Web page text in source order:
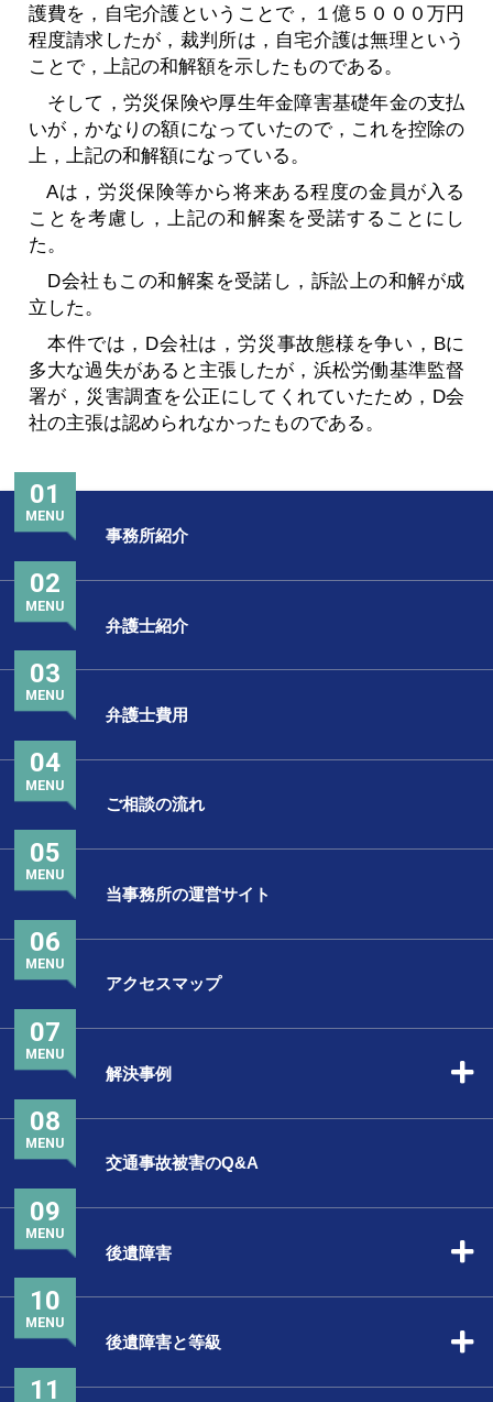
護費を，自宅介護ということで，１億５０００万円
程度請求したが，裁判所は，自宅介護は無理という
ことで，上記の和解額を示したものである。
そして，労災保険や厚生年金障害基礎年金の支払
いが，かなりの額になっていたので，これを控除の
上，上記の和解額になっている。
Aは，労災保険等から将来ある程度の金員が入る
ことを考慮し，上記の和解案を受諾することにし
た。
D会社もこの和解案を受諾し，訴訟上の和解が成
立した。
本件では，D会社は，労災事故態様を争い，Bに
多大な過失があると主張したが，浜松労働基準監督
署が，災害調査を公正にしてくれていたため，D会
社の主張は認められなかったものである。
事務所紹介
01
MENU
弁護士紹介
02
MENU
弁護士費用
03
MENU
ご相談の流れ
04
MENU
当事務所の運営サイト
05
MENU
アクセスマップ
06
MENU
解決事例
07
MENU
交通事故被害のQ&A
08
MENU
後遺障害
09
MENU
後遺障害と等級
10
MENU
11